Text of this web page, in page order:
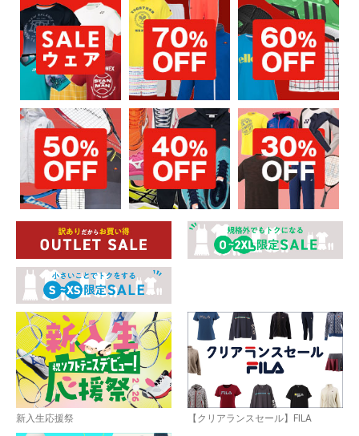
新入生応援祭 【クリアランスセール】FILA